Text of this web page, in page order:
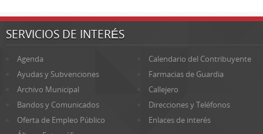
SERVICIOS DE INTERÉS
Agenda
Calendario del Contribuyente
Ayudas y Subvenciones
Farmacias de Guardia
Archivo Municipal
Callejero
Bandos y Comunicados
Direcciones y Teléfonos
Oferta de Empleo Público
Enlaces de interés